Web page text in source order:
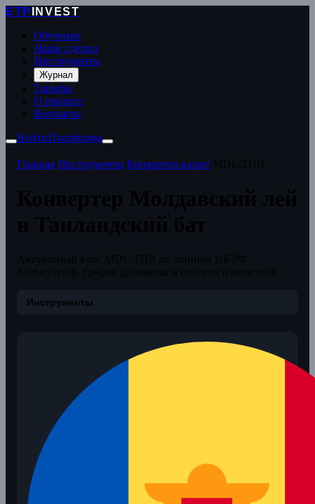
ETP
INVEST
Обучение
Наши сделки
Инструменты
Журнал
Тарифы
О проекте
Контакты
ВойтиПлатформа
Главная Инструменты Конвертер валют
Инструменты